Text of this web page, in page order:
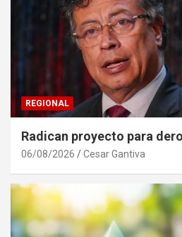
REGIONAL
Radican proyecto para
06/08/2026 Cesar Gantiva